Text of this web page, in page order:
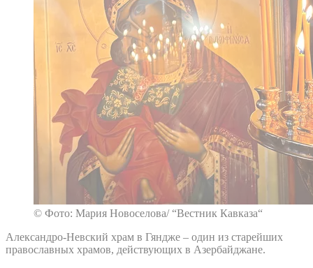
© Фото: Мария Новоселова/ “Вестник Кавказа“
Александро-Невский храм в Гяндже – один из старейших
православных храмов, действующих в Азербайджане.